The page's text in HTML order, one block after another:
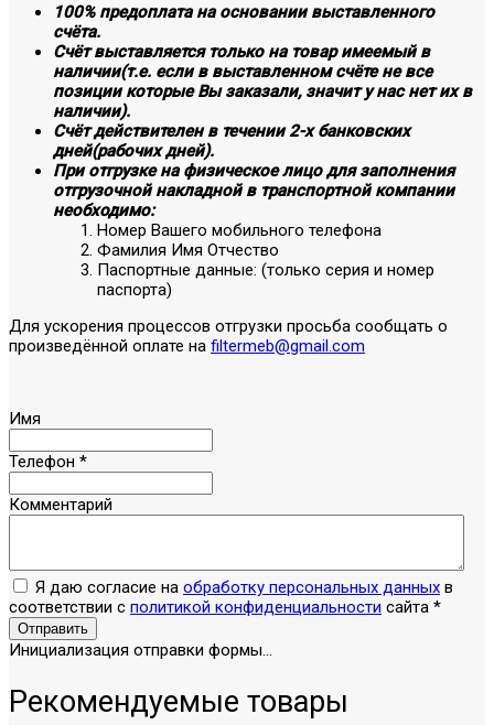
100% предоплата на основании выставленного
счёта.
Счёт выставляется только на товар имеемый в
наличии(т.е. если в выставленном счёте не все
позиции которые Вы заказали, значит у нас нет их в
наличии).
Счёт действителен в течении 2-х банковских
дней(рабочих дней).
При отгрузке на физическое лицо для заполнения
отгрузочной накладной в транспортной компании
необходимо:
Номер Вашего мобильного телефона
Фамилия Имя Отчество
Паспортные данные: (только серия и номер
паспорта)
Для ускорения процессов отгрузки просьба сообщать о
произведённой оплате на filtermeb@gmail.com
Имя
Телефон *
Комментарий
Я даю согласие на обработку персональных данных в
соответствии с политикой конфиденциальности сайта *
Отправить
Инициализация отправки формы...
Рекомендуемые товары